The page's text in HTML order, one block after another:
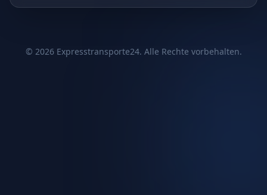
© 2026Expresstransporte24. Alle Rechte vorbehalten.